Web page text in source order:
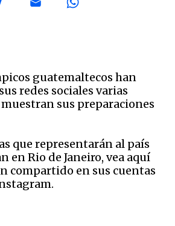
guatemaltecos han
redes sociales varias
sus preparaciones
que representarán al país
en Rio de Janeiro, vea aquí
compartido en sus cuentas